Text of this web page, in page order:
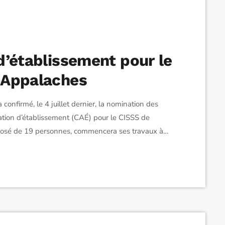
pour le
confirmé, le 4 juillet dernier, la nomination des
d’établissement (CAÉ) pour le CISSS de
de 19 personnes, commencera ses travaux à
qui agira aussi à titre de secrétaire, le CAÉ